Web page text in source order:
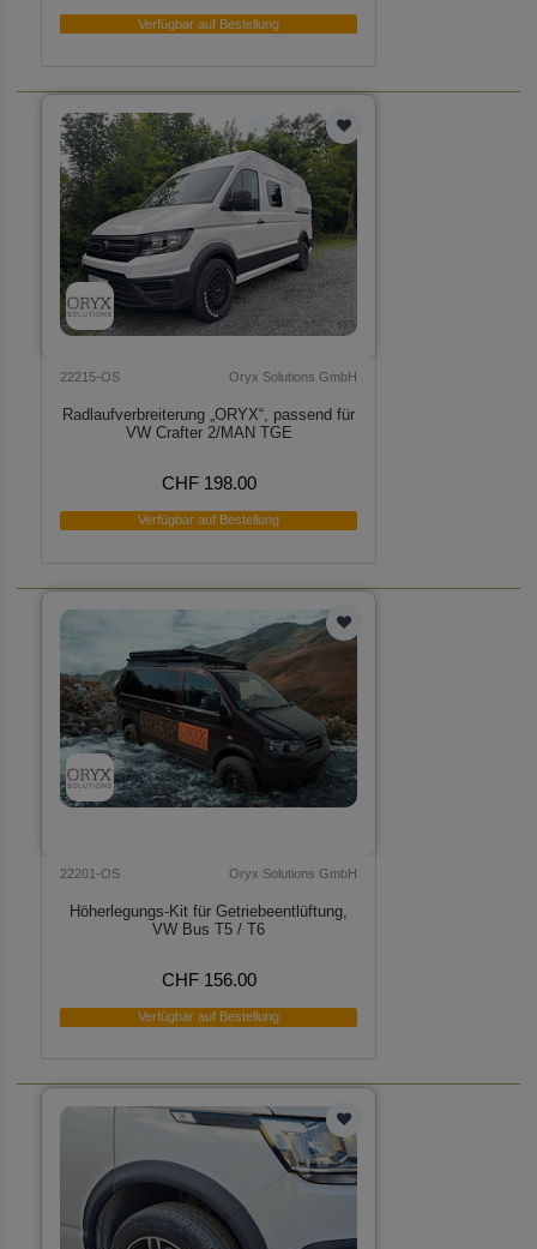
Verfügbar auf Bestellung
22215-OS Oryx Solutions GmbH
Radlaufverbreiterung „ORYX“, passend für
VW Crafter 2/MAN TGE
CHF 198.00
Verfügbar auf Bestellung
22201-OS Oryx Solutions GmbH
Höherlegungs-Kit für Getriebeentlüftung,
VW Bus T5 / T6
CHF 156.00
Verfügbar auf Bestellung